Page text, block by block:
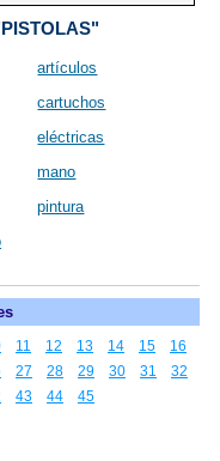
artículos
cartuchos
eléctricas
mano
pintura
11 12 13 14 15
16
27 28 29 30 31
32
43 44 45